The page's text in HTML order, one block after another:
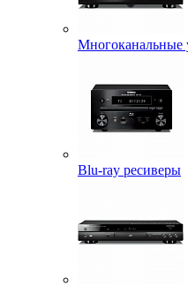
Многоканальные
Blu-ray ресиверы